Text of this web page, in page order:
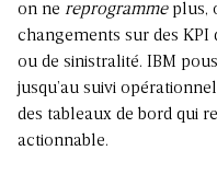
on ne reprogrammeplus,
changements sur des KPI
ou de sinistralité. IBM
jusqu’au suivi
des tableaux de bord qui
actionnable.